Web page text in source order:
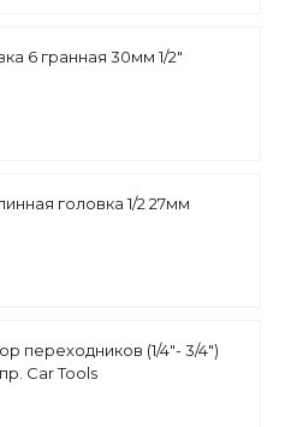
6 гранная 30мм 1/2"
головка 1/2 27мм
переходников (1/4"- 3/4")
Car Tools